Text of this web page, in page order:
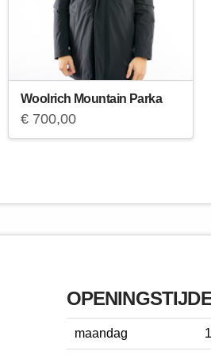
Woolrich Mountain Parka
€700,00
maandag